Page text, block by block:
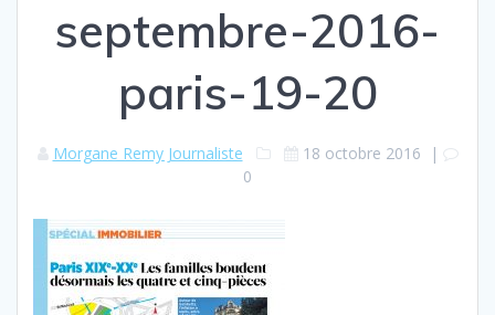
septembre-2016-
paris-19-20
Morgane Remy Journaliste 18 octobre 2016 |
0